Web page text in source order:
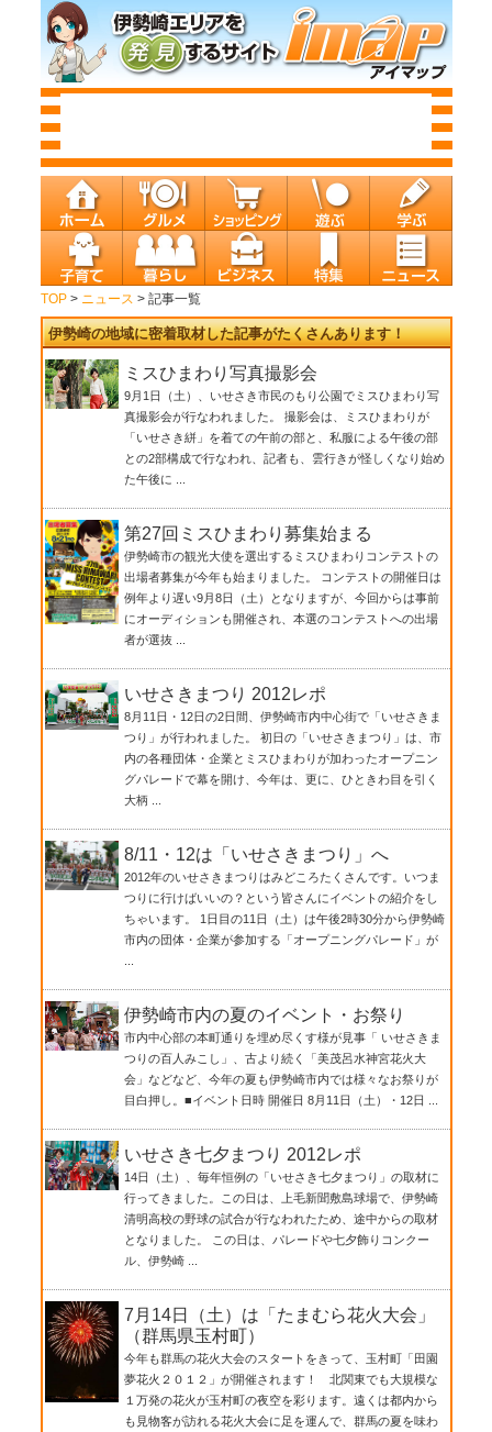
TOP> ニュース > 記事一覧
伊勢崎の地域に密着取材した記事がたくさんあります！
ミスひまわり写真撮影会
9月1日（土）、いせさき市民のもり公園でミスひまわり写
真撮影会が行なわれました。 撮影会は、ミスひまわりが
「いせさき絣」を着ての午前の部と、私服による午後の部
との2部構成で行なわれ、記者も、雲行きが怪しくなり始め
た午後に ...
第27回ミスひまわり募集始まる
伊勢崎市の観光大使を選出するミスひまわりコンテストの
出場者募集が今年も始まりました。 コンテストの開催日は
例年より遅い9月8日（土）となりますが、今回からは事前
にオーディションも開催され、本選のコンテストへの出場
者が選抜 ...
いせさきまつり 2012レポ
8月11日・12日の2日間、伊勢崎市内中心街で「いせさきま
つり」が行われました。 初日の「いせさきまつり」は、市
内の各種団体・企業とミスひまわりが加わったオープニン
グパレードで幕を開け、今年は、更に、ひときわ目を引く
大柄 ...
8/11・12は「いせさきまつり」へ
2012年のいせさきまつりはみどころたくさんです。いつま
つりに行けばいいの？という皆さんにイベントの紹介をし
ちゃいます。 1日目の11日（土）は午後2時30分から伊勢崎
市内の団体・企業が参加する「オープニングパレード」が
伊勢崎市内の夏のイベント・お祭り
市内中心部の本町通りを埋め尽くす様が見事「 いせさきま
つりの百人みこし」、古より続く「美茂呂水神宮花火大
会」などなど、今年の夏も伊勢崎市内では様々なお祭りが
目白押し。■イベント日時 開催日 8月11日（土）・12日 ...
いせさき七夕まつり 2012レポ
14日（土）、毎年恒例の「いせさき七夕まつり」の取材に
行ってきました。この日は、上毛新聞敷島球場で、伊勢崎
清明高校の野球の試合が行なわれたため、途中からの取材
となりました。 この日は、パレードや七夕飾りコンクー
ル、伊勢崎 ...
7月14日（土）は「たまむら花火大会」
（群馬県玉村町）
今年も群馬の花火大会のスタートをきって、玉村町「田園
夢花火２０１２」が開催されます！ 北関東でも大規模な
１万発の花火が玉村町の夜空を彩ります。遠くは都内から
も見物客が訪れる花火大会に足を運んで、群馬の夏を味わ